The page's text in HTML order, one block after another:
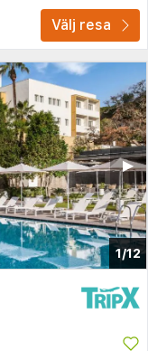
Välj resa
1/12
▶︎